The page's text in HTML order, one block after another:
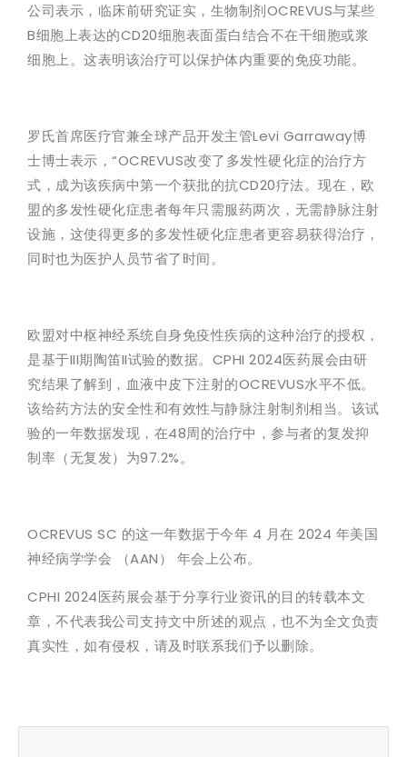
公司表示，临床前研究证实，生物制剂OCREVUS与某些
B细胞上表达的CD20细胞表面蛋白结合不在干细胞或浆
细胞上。这表明该治疗可以保护体内重要的免疫功能。
罗氏首席医疗官兼全球产品开发主管Levi Garraway博
士博士表示，“OCREVUS改变了多发性硬化症的治疗方
式，成为该疾病中第一个获批的抗CD20疗法。现在，欧
盟的多发性硬化症患者每年只需服药两次，无需静脉注射
设施，这使得更多的多发性硬化症患者更容易获得治疗，
同时也为医护人员节省了时间。
欧盟对中枢神经系统自身免疫性疾病的这种治疗的授权，
是基于III期陶笛II试验的数据。CPHI 2024医药展会由研
究结果了解到，血液中皮下注射的OCREVUS水平不低。
该给药方法的安全性和有效性与静脉注射制剂相当。该试
验的一年数据发现，在48周的治疗中，参与者的复发抑
制率（无复发）为97.2%。
OCREVUS SC 的这一年数据于今年 4 月在 2024 年美国
神经病学学会 （AAN） 年会上公布。
CPHI 2024医药展会基于分享行业资讯的目的转载本文
章，不代表我公司支持文中所述的观点，也不为全文负责
真实性，如有侵权，请及时联系我们予以删除。